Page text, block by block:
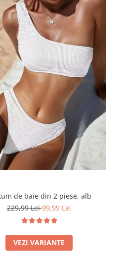
de baie din 2 piese, alb
229,99 Lei99,99 Lei
VEZI VARIANTE